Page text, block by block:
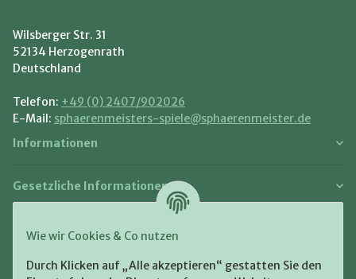
Wie wir Cookies & Co nutzen
Durch Klicken auf „Alle akzeptieren“ gestatten Sie den
Wilsberger Str. 31
52134 Herzogenrath
Deutschland
Telefon: +49 (0) 2407/902026
E-Mail: sphaerenmeisters-spiele@sphaerenmeister.de
Informationen
Gesetzliche Informationen